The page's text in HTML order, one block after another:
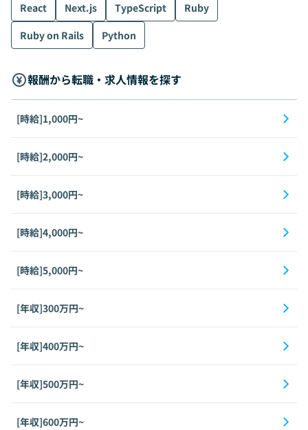
React Next.js TypeScript
Ruby
Ruby on Rails
Python
報酬から転職・求人情報を探す
[時給]1,000円~
[時給]2,000円~
[時給]3,000円~
[時給]4,000円~
[時給]5,000円~
[年収]300万円~
[年収]400万円~
[年収]500万円~
[年収]600万円~